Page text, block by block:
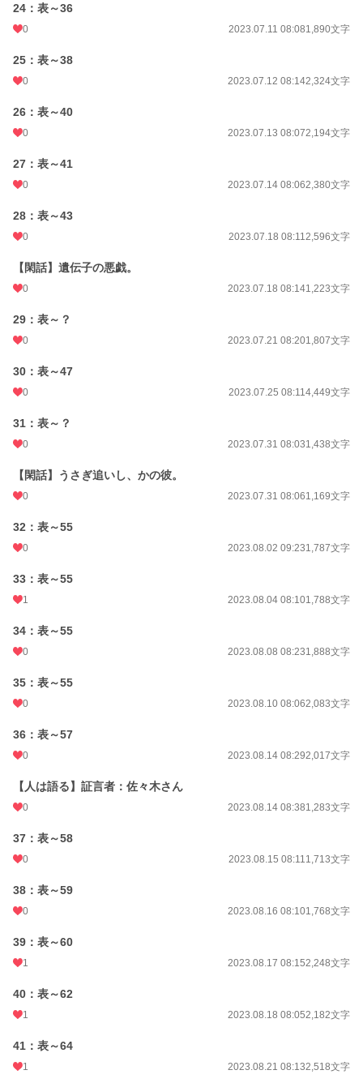
24：表～36
0 2023.07.11 08:081,890文字
25：表～38
0 2023.07.12 08:142,324文字
26：表～40
0 2023.07.13 08:072,194文字
27：表～41
0 2023.07.14 08:062,380文字
28：表～43
0 2023.07.18 08:112,596文字
【閑話】遺伝子の悪戯。
0 2023.07.18 08:141,223文字
29：表～？
0 2023.07.21 08:201,807文字
30：表～47
0 2023.07.25 08:114,449文字
31：表～？
0 2023.07.31 08:031,438文字
【閑話】うさぎ追いし、かの彼。
0 2023.07.31 08:061,169文字
32：表～55
0 2023.08.02 09:231,787文字
33：表～55
1 2023.08.04 08:101,788文字
34：表～55
0 2023.08.08 08:231,888文字
35：表～55
0 2023.08.10 08:062,083文字
36：表～57
0 2023.08.14 08:292,017文字
【人は語る】証言者：佐々木さん
0 2023.08.14 08:381,283文字
37：表～58
0 2023.08.15 08:111,713文字
38：表～59
0 2023.08.16 08:101,768文字
39：表～60
1 2023.08.17 08:152,248文字
40：表～62
1 2023.08.18 08:052,182文字
41：表～64
1 2023.08.21 08:132,518文字